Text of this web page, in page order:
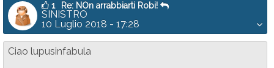
1 Re: NOn arrabbiarti Robi!
SINISTRO
10 Luglio 2018 - 17:28
Ciao lupusinfabula